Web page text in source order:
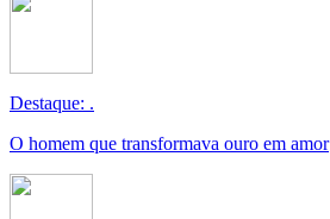
Destaque: .
O homem que transformava ouro em amor